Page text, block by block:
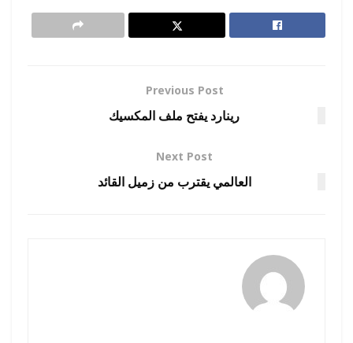
Previous Post
رينارد يفتح ملف المكسيك
Next Post
العالمي يقترب من زميل القائد